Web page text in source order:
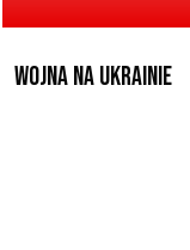
Wojna na Ukrainie